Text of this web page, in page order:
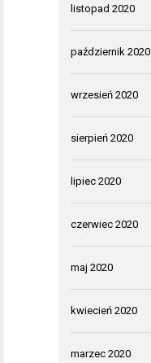
listopad 2020
październik 2020
wrzesień 2020
sierpień 2020
lipiec 2020
czerwiec 2020
maj 2020
kwiecień 2020
marzec 2020